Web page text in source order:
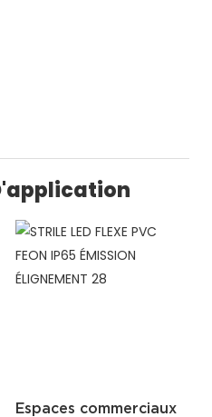
Espaces commerciaux